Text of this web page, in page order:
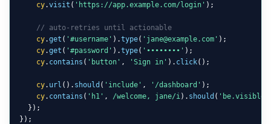
cy.visit ( 'https://app.example.com/login' );
// auto-retries until actionable
cy.get ( '#username' ).type( 'jane@example.com' );
cy.get ( '#password' ).type( '••••••••' );
cy. contains ( 'button' , 'Sign in' ). click();
cy. url (). should ( 'include' , '/dashboard' );
cy. contains ( 'h1' , /welcome, jane/i). should ( 'be.visible'
  });
});